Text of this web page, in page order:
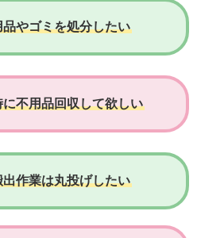
やゴミを処分したい
不用品回収して欲しい
作業は丸投げしたい